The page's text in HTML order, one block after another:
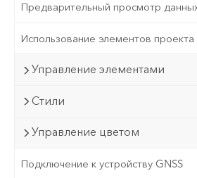
Предварительный просмотр
Использование элементов проекта
Управление элементами
Стили
Управление цветом
Подключение к устройству GNSS